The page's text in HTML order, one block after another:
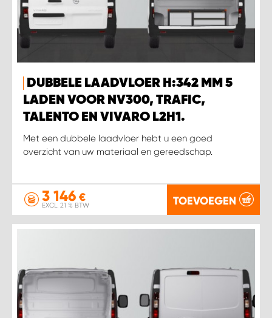
DUBBELE LAADVLOER H:342 MM 5
LADEN VOOR NV300, TRAFIC,
TALENTO EN VIVARO L2H1.
Met een dubbele laadvloer hebt u een goed
overzicht van uw materiaal en gereedschap.
3 146 €
EXCL. 21 % BTW TOEVOEGEN